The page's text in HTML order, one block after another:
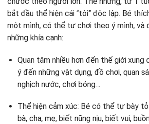
bắt đầu thể hiện cái “tôi” độc lập. Bé
một mình, có thể tự chơi theo ý mình, và
những khía cạnh:
Quan tâm nhiều hơn đến thế giới xung
ý đến những vật dụng, đồ chơi, quan
nghịch nước, chơi bóng…
Thể hiện cảm xúc: Bé có thể tự bày
bà, cha, mẹ, biết nũng nịu, biết vui,